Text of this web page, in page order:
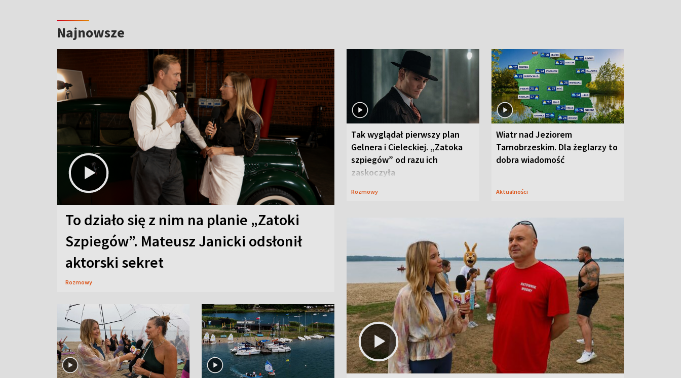
Najnowsze
To działo się z nim na planie „Zatoki
Szpiegów”. Mateusz Janicki odsłonił
aktorski sekret
Rozmowy
Tak wyglądał pierwszy plan
Gelnera i Cieleckiej. „Zatoka
szpiegów” od razu ich
zaskoczyła
Rozmowy
Wiatr nad Jeziorem
Tarnobrzeskim. Dla żeglarzy to
dobra wiadomość
Aktualności